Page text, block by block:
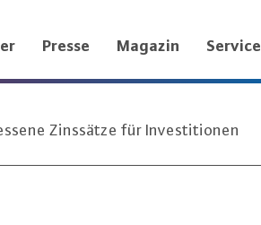
Presse Magazin Service
Zinssätze für Investitionen